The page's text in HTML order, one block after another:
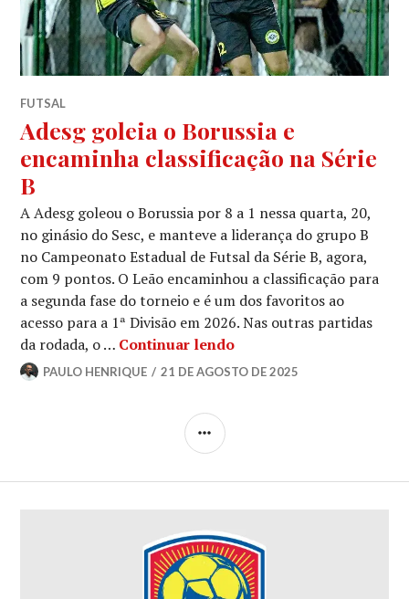
FUTSAL
Adesg goleia o Borussia e
encaminha classificação na Série
B
A Adesg goleou o Borussia por 8 a 1 nessa quarta, 20,
no ginásio do Sesc, e manteve a liderança do grupo B
no Campeonato Estadual de Futsal da Série B, agora,
com 9 pontos. O Leão encaminhou a classificação para
a segunda fase do torneio e é um dos favoritos ao
acesso para a 1ª Divisão em 2026. Nas outras partidas
da rodada, o … Continuar lendo
PAULO HENRIQUE 21 DE AGOSTO DE 2025